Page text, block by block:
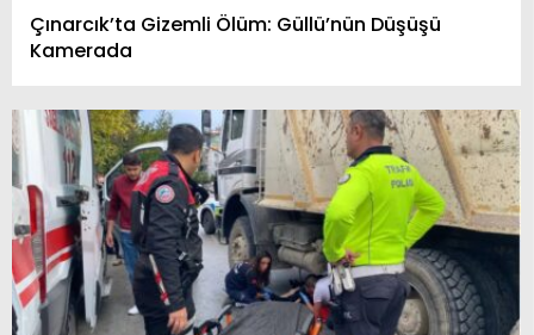
Çınarcık’ta Gizemli Ölüm: Güllü’nün Düşüşü
Kamerada